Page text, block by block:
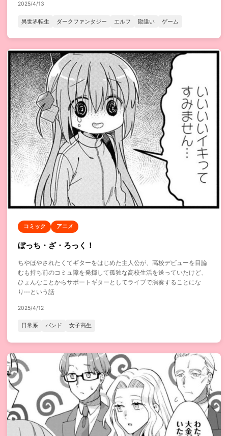
2025/4/13
異世界転生 ダークファンタジー エルフ 勘違い ゲーム
コミック アニメ
ぼっち・ざ・ろっく！
ちやほやされたくてギターをはじめた主人公が、高校デビューを目論
むも持ち前のコミュ障を発揮して孤独な高校生活を送っていたけど、
ひょんなことからサポートギターとしてライブで演奏することにな
り⋯という話
2025/4/12
日常系 バンド 女子高生